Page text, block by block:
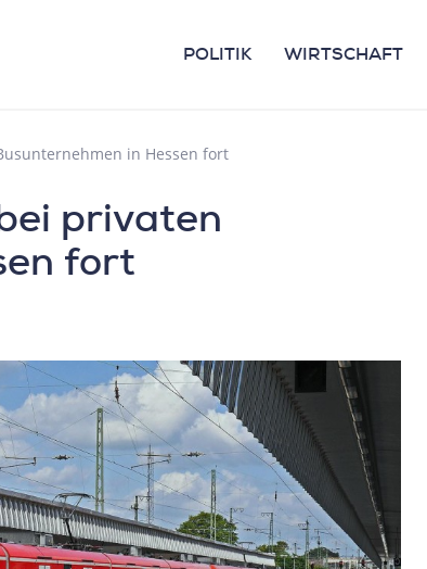
POLITIK WIRTSCHAFT
in Hessen fort
privaten
fort
Andreas Paul Thiede fängt mit PKK
Consulting Kunden von